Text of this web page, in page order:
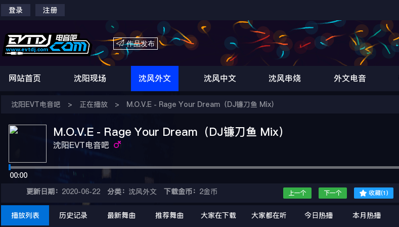
登录 注册
作品发布
网站首页 沈阳现场 沈风外文 沈风中文 沈风串烧 外文电音
沈阳EVT电音吧 > 正在播放 > M.O.V.E - Rage Your Dream（DJ镰刀鱼 Mix）
M.O.V.E - Rage Your Dream（DJ镰刀鱼 Mix）
沈阳EVT电音吧
00:00
更新日期： 2020-06-22 分类： 沈风外文 下载金币： 2金币 上一个 下一个  收藏(1)
播放列表 历史记录 最新舞曲 推荐舞曲 大家在下载 大家都在听 今日热播 本月热播